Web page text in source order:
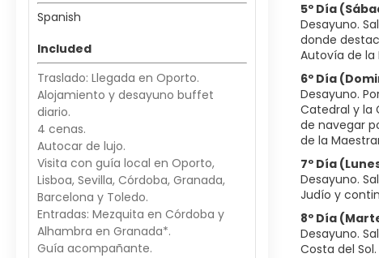
5º Día
Desayuno.
donde
Autovía de la
6º Día
Desayuno.
Catedral y la
de navegar
de la
7º Día
Desayuno.
Judío y
8º Día
Desayuno.
Costa del
Spanish
Included
Traslado: Llegada en Oporto.
Alojamiento y desayuno buffet
diario.
4 cenas.
Autocar de lujo.
Visita con guía local en Oporto,
Lisboa, Sevilla, Córdoba, Granada,
Barcelona y Toledo.
Entradas: Mezquita en Córdoba y
Alhambra en Granada*.
Guía acompañante.